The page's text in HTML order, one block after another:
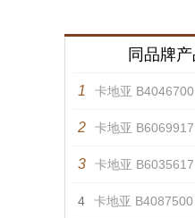
同品牌
1 卡地亚
2 卡地亚
3 卡地亚
4 卡地亚